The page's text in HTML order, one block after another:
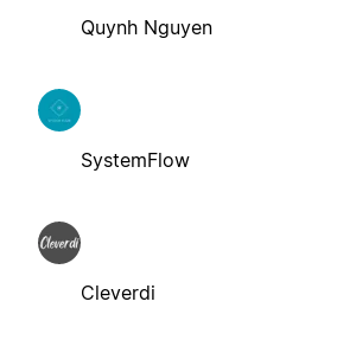
Quynh Nguyen
SystemFlow
Cleverdi